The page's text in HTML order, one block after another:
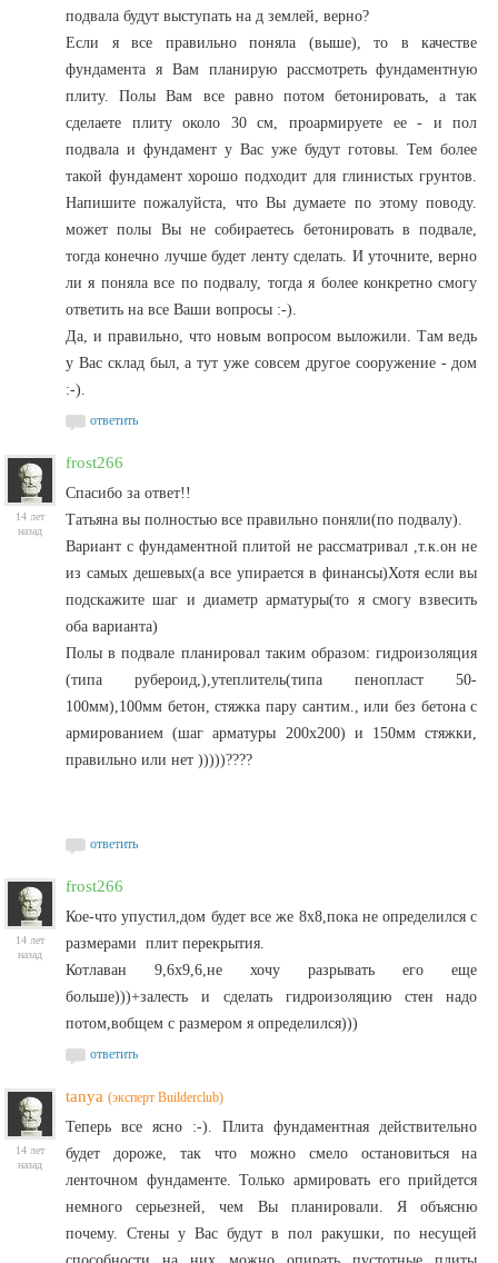
подвала будут выступать на д землей, верно?
Если я все правильно поняла (выше), то в качестве
фундамента я Вам планирую рассмотреть фундаментную
плиту. Полы Вам все равно потом бетонировать, а так
сделаете плиту около 30 см, проармируете ее - и пол
подвала и фундамент у Вас уже будут готовы. Тем более
такой фундамент хорошо подходит для глинистых грунтов.
Напишите пожалуйста, что Вы думаете по этому поводу.
может полы Вы не собираетесь бетонировать в подвале,
тогда конечно лучше будет ленту сделать. И уточните, верно
ли я поняла все по подвалу, тогда я более конкретно смогу
ответить на все Ваши вопросы :-).
Да, и правильно, что новым вопросом выложили. Там ведь
у Вас склад был, а тут уже совсем другое сооружение - дом
:-).
ответить
14 лет
назад
frost266
Спасибо за ответ!!
Татьяна вы полностью все правильно поняли(по подвалу).
Вариант с фундаментной плитой не рассматривал ,т.к.он не
из самых дешевых(а все упирается в финансы)Хотя если вы
подскажите шаг и диаметр арматуры(то я смогу взвесить
оба варианта)
Полы в подвале планировал таким образом: гидроизоляция
(типа рубероид,),утеплитель(типа пенопласт 50-
100мм),100мм бетон, стяжка пару сантим., или без бетона с
армированием (шаг арматуры 200х200) и 150мм стяжки,
правильно или нет )))))????
ответить
14 лет
назад
frost266
Кое-что упустил,дом будет все же 8х8,пока не определился с
размерами плит перекрытия.
Котлаван 9,6х9,6,не хочу разрывать его еще
больше)))+залесть и сделать гидроизоляцию стен надо
потом,вобщем с размером я определился)))
ответить
14 лет
назад
tanya (эксперт Builderclub)
Теперь все ясно :-). Плита фундаментная действительно
будет дороже, так что можно смело остановиться на
ленточном фундаменте. Только армировать его прийдется
немного серьезней, чем Вы планировали. Я объясню
почему. Стены у Вас будут в пол ракушки, по несущей